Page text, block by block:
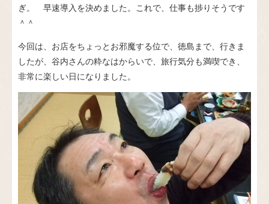
ぎ。 早速導入を決めました。これで、仕事も捗りそうです
＾＾
今回は、お店をちょっとお邪魔する位で、徳島まで、行きま
したが、谷内さんの粋なはからいで、旅行気分も満喫でき、
非常に楽しい日になりました。